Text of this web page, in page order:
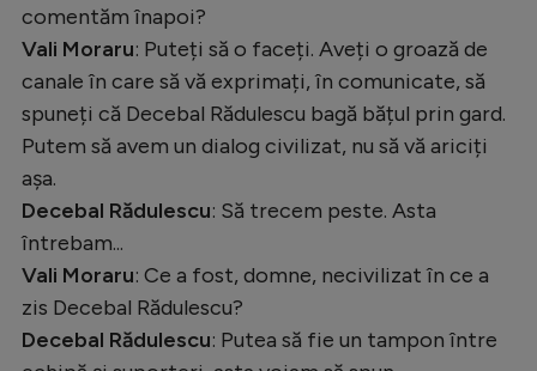
comentăm înapoi?
Vali Moraru: Puteți să o faceți. Aveți o groază de
canale în care să vă exprimați, în comunicate, să
spuneți că Decebal Rădulescu bagă bățul prin gard.
Putem să avem un dialog civilizat, nu să vă ariciți
așa.
Decebal Rădulescu: Să trecem peste. Asta
întrebam...
Vali Moraru: Ce a fost, domne, necivilizat în ce a
zis Decebal Rădulescu?
Decebal Rădulescu: Putea să fie un tampon între